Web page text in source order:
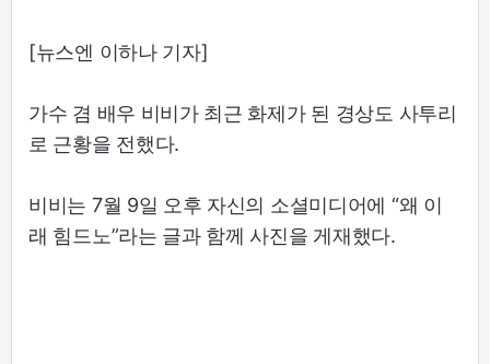
[뉴스엔 이하나 기자]
가수 겸 배우 비비가 최근 화제가 된 경상도 사투리
로 근황을 전했다.
비비는 7월 9일 오후 자신의 소셜미디어에 “왜 이
래 힘드노”라는 글과 함께 사진을 게재했다.